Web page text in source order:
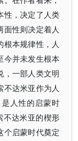
性，决定了人类
面性则决定着人
根本规律性，人
今并未发生根本
，一部人类文明
不达米亚作为人
人性的启蒙时
不达米亚的楔形
个启蒙时代奠定